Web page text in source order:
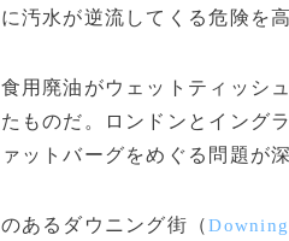
汚水が逆流してくる危険を
用廃油がウェットティッシ
ものだ。ロンドンとイング
ットバーグをめぐる問題が
あるダウニング街（